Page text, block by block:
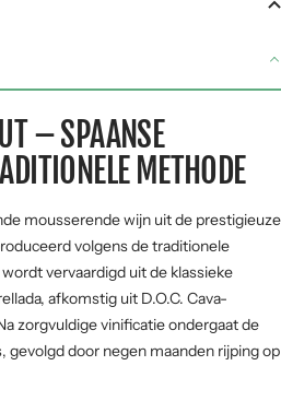
1 / 5
3 / 5
Zuur
Fruit
– SPAANSE
METHODE
mousserende wijn uit de prestigieuze
volgens de traditionele
vervaardigd uit de klassieke
afkomstig uit D.O.C. Cava-
zorgvuldige vinificatie ondergaat de
gevolgd door negen maanden rijping op